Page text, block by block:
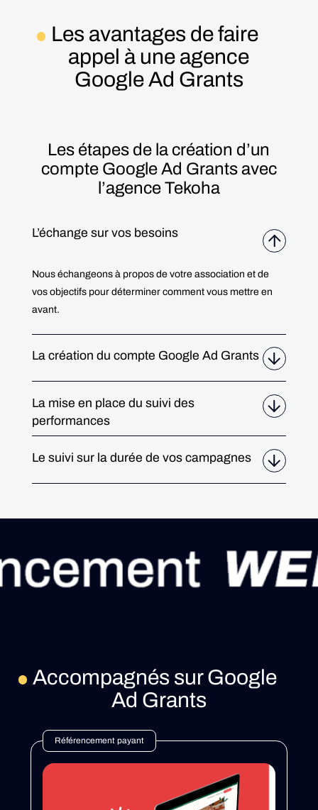
Les avantages de faire
appel à une agence
Google Ad Grants
Les étapes de la création d’un
compte Google Ad Grants avec
l’agence Tekoha
L’échange sur vos besoins
Nous échangeons à propos de votre association et de
vos objectifs pour déterminer comment vous mettre en
avant.
La création du compte Google Ad Grants
La mise en place du suivi des
performances
Le suivi sur la durée de vos campagnes
Accompagnés sur Google
Ad Grants
Référencement payant